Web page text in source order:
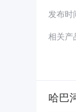
发布时
相关产
哈巴